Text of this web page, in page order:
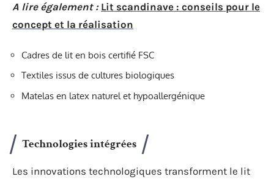
A lire également : Lit scandinave : conseils pour le
concept et la réalisation
Cadres de lit en bois certifié FSC
Textiles issus de cultures biologiques
Matelas en latex naturel et hypoallergénique
Technologies intégrées
Les innovations technologiques transforment le lit